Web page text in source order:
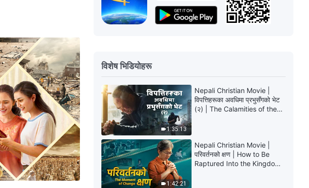
परमेश्‍वरको वचन | “अगुवा र कामदारहरूका
जिम्‍मेवारीहरू (२३)” (खण्ड एक)
41:32
49:42
परमेश्‍वरको वचन | “अगुवा र कामदारहरूका
जिम्‍मेवारीहरू (२३)” (खण्ड तीन)
परमेश्‍वरको वचन | “अगुवा र कामदारहरूका
विशेष भिडियोहरू
1:35:13
Nepali Christian Movie |
विपत्तिहरूका अवधिमा प्रभुसँगको भेट
(२) | The Calamities of the
1:42:21
Nepali Christian Movie |
परिवर्तनको क्षण | How to Be
Raptured Into the Kingdom